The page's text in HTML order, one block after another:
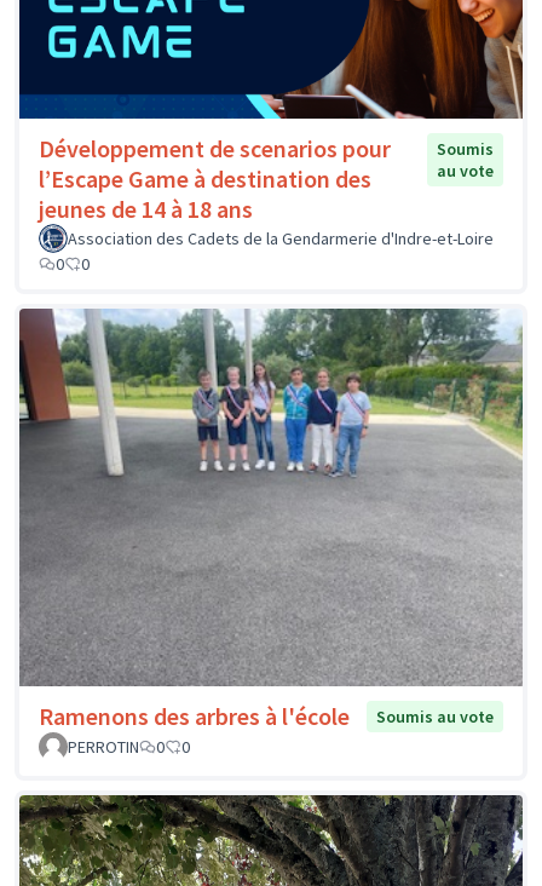
Développement de scenarios pour
l’Escape Game à destination des
jeunes de 14 à 18 ans
Soumis
au vote
Association des Cadets de la Gendarmerie d'Indre-et-Loire
0
0
Ramenons des arbres à l'école
Soumis au vote
PERROTIN
0 0